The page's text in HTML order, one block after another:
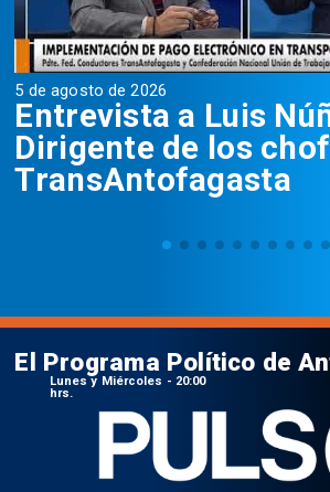
5 de agosto de 2026
Entrevista a Luis
Dirigente de los
TransAntofagasta
El Programa Político de
Lunes y Miércoles - 20:00
hrs.